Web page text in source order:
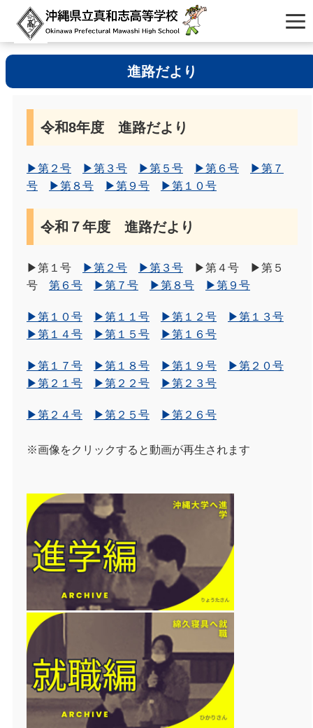
進路だより
令和8年度 進路だより
▶第２号 ▶第３号 ▶第５号 ▶第６号
▶第７
号
▶第８号 ▶第９号 ▶第１０号
令和７年度 進路だより
▶第１号 ▶第２号 ▶第３号 ▶第４号 ▶第５
号
第６号 ▶第７号 ▶第８号 ▶第９号
▶第１０号 ▶第１１号 ▶第１２号
▶第１３号
▶第１４号
▶第１５号 ▶第１６号
▶第１７号 ▶第１８号 ▶第１９号
▶第２０号
▶第２１号
▶第２２号 ▶第２３号
▶第２４号 ▶第２５号 ▶第２６号
※画像をクリックすると動画が再生されます